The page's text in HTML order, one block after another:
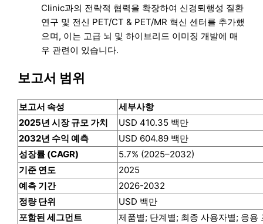
Clinic과의 전략적 협력을 확장하여 신경퇴행성 질환
연구 및 전신 PET/CT & PET/MR 혁신 센터를 추가했
으며, 이는 고급 뇌 및 하이브리드 이미징 개발에 매
우 관련이 있습니다.
보고서 범위
보고서 속성
세부사항
2025년 시장 규모 가치
USD 410.35 백만
2032년 수익 예측
USD 604.89 백만
성장률 (CAGR)
5.7% (2025–2032)
기준 연도
2025
예측 기간
2026-2032
정량 단위
USD 백만
포함된 세그먼트
제품별; 단계별; 최종 사용자별; 응용